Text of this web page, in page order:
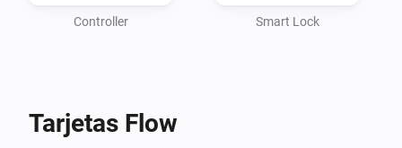
Controller Smart Lock
Tarjetas Flow